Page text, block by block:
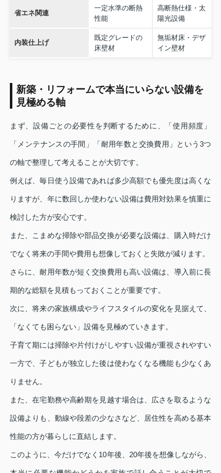
省エネ関連
一定水準の断熱
性能
高断熱仕様・太
陽光設備
内装仕上げ
既定グレードの
床壁材
無垢材床・デザ
イン壁材
新築・リフォームで本当にいらない設備を
見極める軸
まず、設備ごとの必要性を判断するために、「使用頻度」
「メンテナンスの手間」「耐用年数と交換費用」という3つ
の軸で整理して考えることが大切です。
例えば、毎日使う設備であれば多少高額でも優先度は高くな
りますが、年に数回しか使わない設備は費用対効果を慎重に
検討した方が安心です。
また、こまめな掃除や部品交換が必要な設備は、購入時だけ
でなく将来の手間や費用も想像しておくと失敗が減ります。
さらに、耐用年数が短く交換費用も高い設備は、導入前に長
期的な総額を見積もっておくことが重要です。
次に、将来の家族構成やライフスタイルの変化を見据えて、
「なくても困らない」設備を見極めていきます。
子育て期には掃除や片付けがしやすい設備が重視されやすい
一方で、子どもが独立した後は使わなくなる機能も少なくあ
りません。
また、在宅勤務や高齢期を見越す場合は、広さを取るような
設備よりも、動線や段差の少なさなど、居住性を高める基本
性能の方が暮らしに直結します。
このように、今だけでなく10年後、20年後を想像しながら、